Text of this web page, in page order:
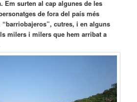
Em surten al cap algunes de les
de fora del país més
cutres, i en alguns
milers i milers que hem arribat a